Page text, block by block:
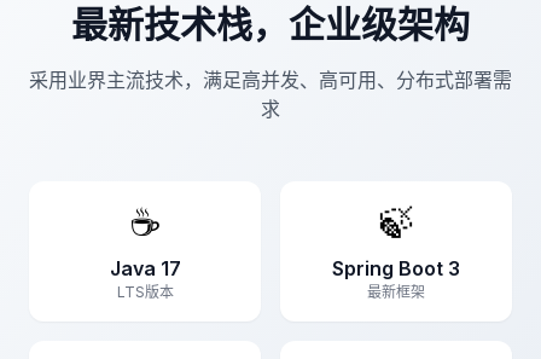
最新技术栈，企业级架构
采用业界主流技术，满足高并发、高可用、分布式部署需
求
☕
Java 17
LTS版本
🍃
Spring Boot 3
最新框架